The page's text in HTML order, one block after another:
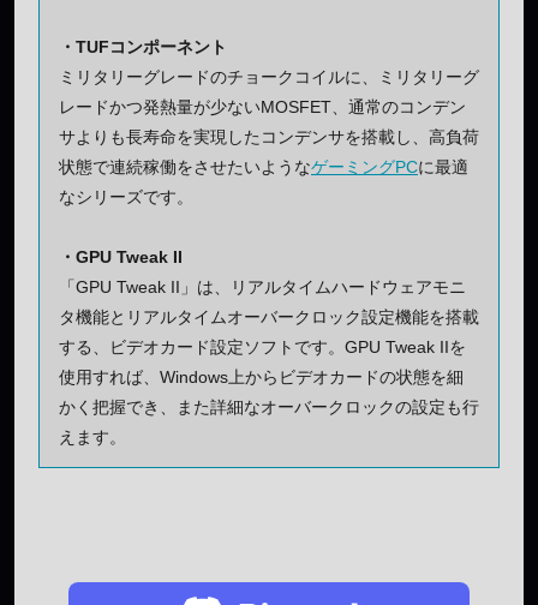
・TUFコンポーネント
ミリタリーグレードのチョークコイルに、ミリタリーグ
レードかつ発熱量が少ないMOSFET、通常のコンデン
サよりも長寿命を実現したコンデンサを搭載し、高負荷
状態で連続稼働をさせたいようなゲーミングPCに最適
なシリーズです。
・GPU Tweak II
「GPU Tweak II」は、リアルタイムハードウェアモニ
タ機能とリアルタイムオーバークロック設定機能を搭載
する、ビデオカード設定ソフトです。GPU Tweak IIを
使用すれば、Windows上からビデオカードの状態を細
かく把握でき、また詳細なオーバークロックの設定も行
えます。